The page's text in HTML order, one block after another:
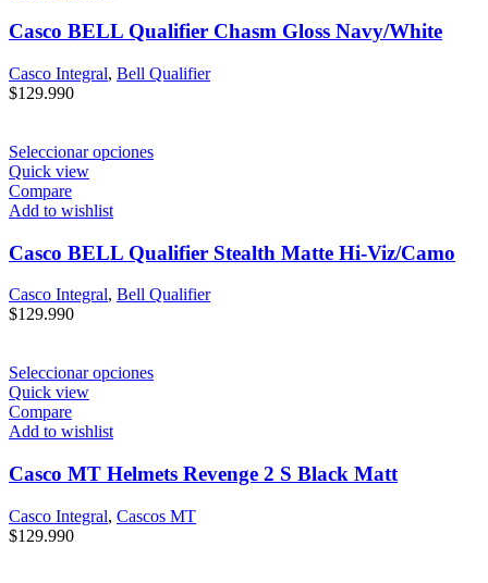
Casco BELL Qualifier Chasm Gloss Navy/White
Casco Integral, Bell Qualifier
$129.990
Seleccionar opciones
Quick view
Compare
Add to wishlist
Casco BELL Qualifier Stealth Matte Hi-Viz/Camo
Casco Integral, Bell Qualifier
$129.990
Seleccionar opciones
Quick view
Compare
Add to wishlist
Casco MT Helmets Revenge 2 S Black Matt
Casco Integral, Cascos MT
$129.990